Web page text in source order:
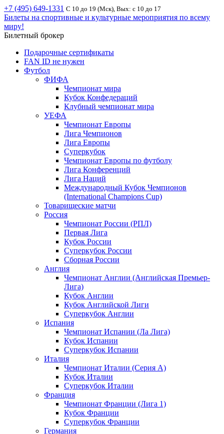
+7 (495) 649-1331 С 10 до 19 (Мск), Вых: с 10 до 17
Билеты на спортивные и культурные мероприятия по всему
миру!
Билетный брокер
Подарочные сертификаты
FAN ID не нужен
Футбол
ФИФА
Чемпионат мира
Кубок Конфедераций
Клубный чемпионат мира
УЕФА
Чемпионат Европы
Лига Чемпионов
Лига Европы
Суперкубок
Чемпионат Европы по футболу
Лига Конференций
Лига Наций
Международный Кубок Чемпионов
(International Champions Cup)
Товарищеские матчи
Россия
Чемпионат России (РПЛ)
Первая Лига
Кубок России
Суперкубок России
Сборная России
Англия
Чемпионат Англии (Английская Премьер-
Лига)
Кубок Англии
Кубок Английской Лиги
Суперкубок Англии
Испания
Чемпионат Испании (Ла Лига)
Кубок Испании
Суперкубок Испании
Италия
Чемпионат Италии (Серия А)
Кубок Италии
Суперкубок Италии
Франция
Чемпионат Франции (Лига 1)
Кубок Франции
Суперкубок Франции
Германия